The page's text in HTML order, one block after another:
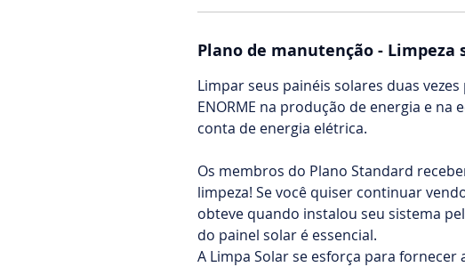
Plano de manutenção -
Limpar seus painéis solares duas
ENORME na produção de energia e na
conta de energia elétrica.
Os membros do Plano Standard
limpeza! Se você quiser continuar
obteve quando instalou seu sistema
do painel solar é essencial.
A Limpa Solar se esforça para fornecer